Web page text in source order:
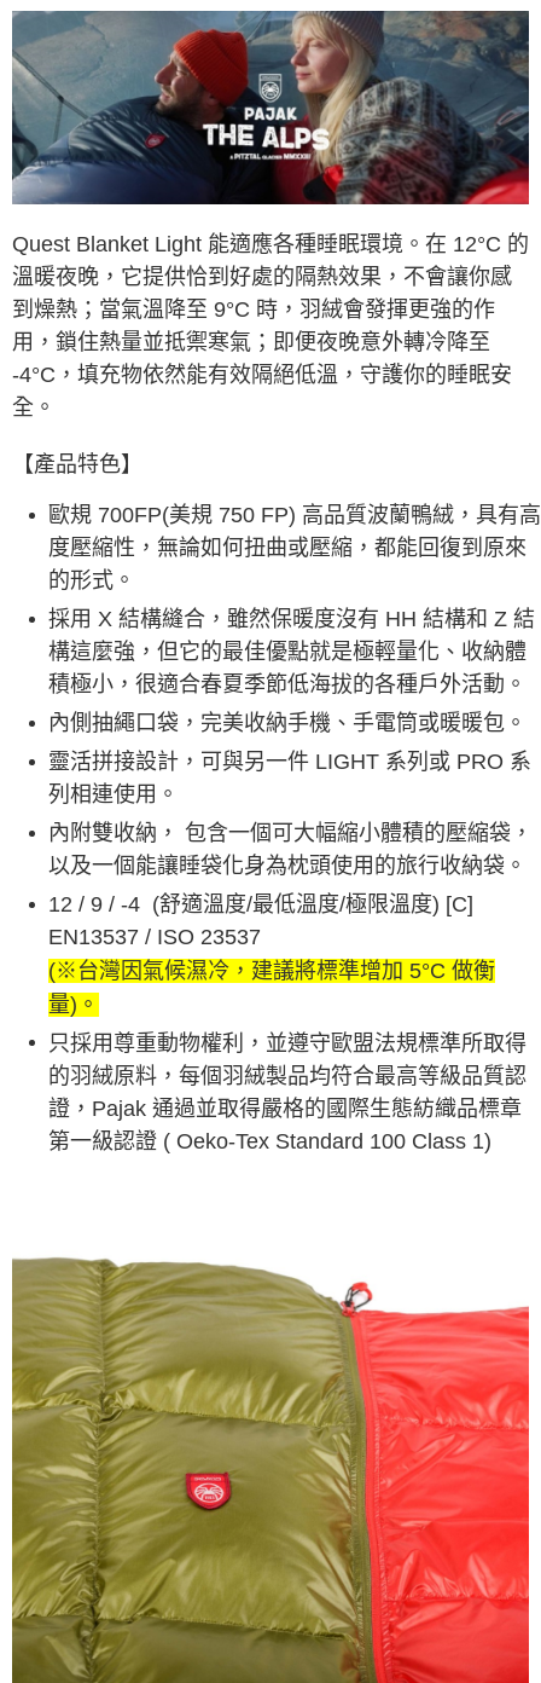
7-11取貨付款
每筆NT$60，滿NT$490(含以上)免運費
付款後7-11取貨
每筆NT$60，滿NT$490(含以上)免運費
宅配
每筆NT$80，滿NT$490(含以上)免運費
離島宅配
每筆NT$80，滿NT$490(含以上)免運費
付款後門市自取
免運費
Quest Blanket Light 能適應各種睡眠環境。在 12°C 的
溫暖夜晚，它提供恰到好處的隔熱效果，不會讓你感
到燥熱；當氣溫降至 9°C 時，羽絨會發揮更強的作
用，鎖住熱量並抵禦寒氣；即便夜晚意外轉冷降至
-4°C，填充物依然能有效隔絕低溫，守護你的睡眠安
全。
【產品特色】
歐規 700FP(美規 750 FP) 高品質波蘭鴨絨，具有高
度壓縮性，無論如何扭曲或壓縮，都能回復到原來
的形式。
採用 X 結構縫合，雖然保暖度沒有 HH 結構和 Z 結
構這麼強，但它的最佳優點就是極輕量化、收納體
積極小，很適合春夏季節低海拔的各種戶外活動。
內側抽繩口袋，完美收納手機、手電筒或暖暖包。
靈活拼接設計，可與另一件 LIGHT 系列或 PRO 系
列相連使用。
內附雙收納， 包含一個可大幅縮小體積的壓縮袋，
以及一個能讓睡袋化身為枕頭使用的旅行收納袋。
12 / 9 / -4 (舒適溫度/最低溫度/極限溫度) [C]
EN13537 / ISO 23537
(※台灣因氣候濕冷，建議將標準增加 5°C 做衡
量)。
只採用尊重動物權利，並遵守歐盟法規標準所取得
的羽絨原料，每個羽絨製品均符合最高等級品質認
證，Pajak 通過並取得嚴格的國際生態紡織品標章
第一級認證 ( Oeko-Tex Standard 100 Class 1)